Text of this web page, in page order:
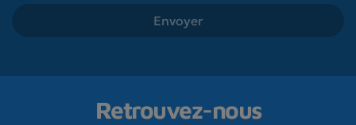
Retrouvez-nous